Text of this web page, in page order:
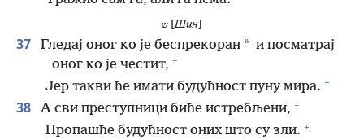
[Шин
37 Гледај оног ко је беспрекоран * и посматрај
оног ко је честит, +
Јер такви ће имати будућност пуну мира. +
38 А сви преступници биће истребљени, +
Пропашће будућност оних што су зли. +